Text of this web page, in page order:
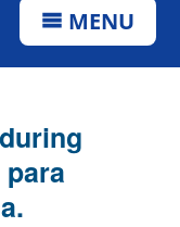
MENU